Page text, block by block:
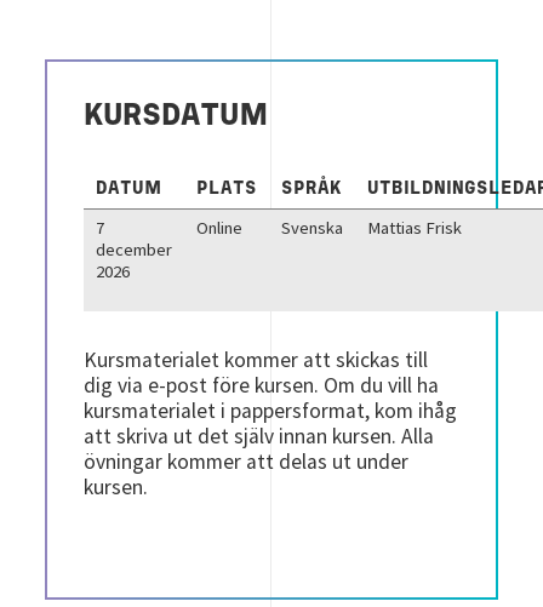
KURSDATUM
DATUM PLATS SPRÅK
7
december
2026
Online Svenska Mattias Frisk
Kursmaterialet kommer att skickas till
dig via e-post före kursen. Om du vill ha
kursmaterialet i pappersformat, kom ihåg
att skriva ut det själv innan kursen. Alla
övningar kommer att delas ut under
kursen.